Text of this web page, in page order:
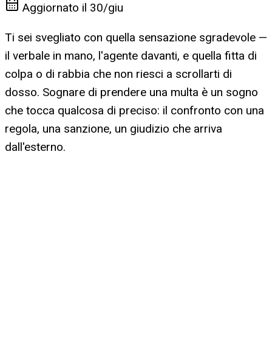
Aggiornato il 30/giu
Ti sei svegliato con quella sensazione sgradevole —
il verbale in mano, l'agente davanti, e quella fitta di
colpa o di rabbia che non riesci a scrollarti di
dosso. Sognare di prendere una multa è un sogno
che tocca qualcosa di preciso: il confronto con una
regola, una sanzione, un giudizio che arriva
dall'esterno.